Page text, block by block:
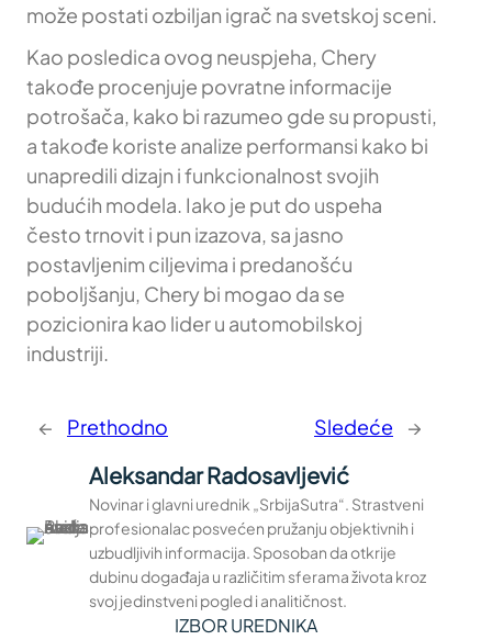
može postati ozbiljan igrač na svetskoj sceni.
Kao posledica ovog neuspjeha, Chery
takođe procenjuje povratne informacije
potrošača, kako bi razumeo gde su propusti,
a takođe koriste analize performansi kako bi
unapredili dizajn i funkcionalnost svojih
budućih modela. Iako je put do uspeha
često trnovit i pun izazova, sa jasno
postavljenim ciljevima i predanošću
poboljšanju, Chery bi mogao da se
pozicionira kao lider u automobilskoj
industriji.
← Prethodno Sledeće →
Aleksandar Radosavljević
Novinar i glavni urednik „SrbijaSutra“. Strastveni
profesionalac posvećen pružanju objektivnih i
uzbudljivih informacija. Sposoban da otkrije
dubinu događaja u različitim sferama života kroz
svoj jedinstveni pogled i analitičnost.
IZBOR UREDNIKA